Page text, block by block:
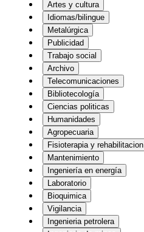
Artes y cultura
Idiomas/bilingue
Metalúrgica
Publicidad
Trabajo social
Archivo
Telecomunicaciones
Bibliotecología
Ciencias politicas
Humanidades
Agropecuaria
Fisioterapia y rehabilitacion
Mantenimiento
Ingeniería en energía
Laboratorio
Bioquimica
Vigilancia
Ingenieria petrolera